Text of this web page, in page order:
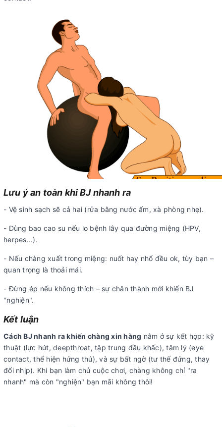
Lưu ý an toàn khi BJ nhanh ra
- Vệ sinh sạch sẽ cả hai (rửa bằng nước ấm, xà phòng nhẹ).
- Dùng bao cao su nếu lo bệnh lây qua đường miệng (HPV,
herpes...).
- Nếu chàng xuất trong miệng: nuốt hay nhổ đều ok, tùy bạn –
quan trọng là thoải mái.
- Đừng ép nếu không thích – sự chân thành mới khiến BJ
"nghiện".
Kết luận
Cách BJ nhanh ra khiến chàng xin hàng nằm ở sự kết hợp: kỹ
thuật (lực hút, deepthroat, tập trung đầu khấc), tâm lý (eye
contact, thể hiện hứng thú), và sự bất ngờ (tư thế đứng, thay
đổi nhịp). Khi bạn làm chủ cuộc chơi, chàng không chỉ "ra
nhanh" mà còn "nghiện" bạn mãi không thôi!